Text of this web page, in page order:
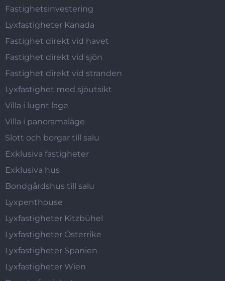
Fastighetsinvestering
Lyxfastigheter Kanada
Fastighet direkt vid havet
Fastighet direkt vid sjön
Fastighet direkt vid stranden
Lyxfastighet med sjöutsikt
Villa i lugnt läge
Villa i panoramaläge
Slott och borgar till salu
Exklusiva fastigheter
Exklusiva hus
Bondgårdshus till salu
Lyxpenthouse
Lyxfastigheter Kitzbühel
Lyxfastigheter Österrike
Lyxfastigheter Spanien
Lyxfastigheter Wien